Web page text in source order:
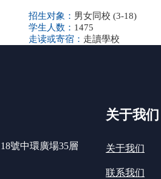
招生对象： 男女同校 (3-18)
学生人数： 1475
走读或寄宿： 走讀學校
號中環廣場35層
关于我们
关于我们
联系我们